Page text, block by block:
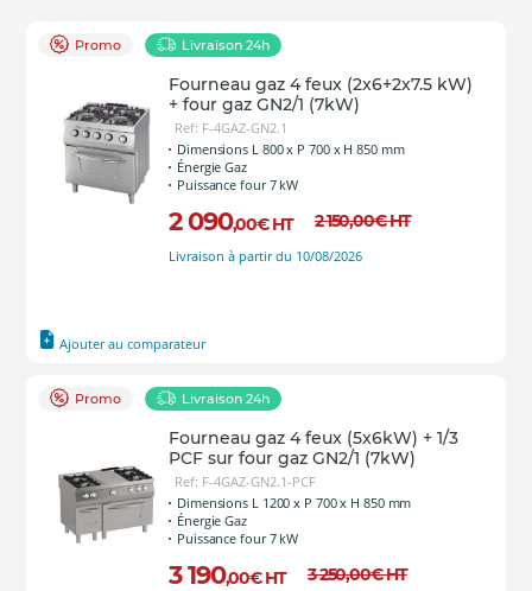
Promo Livraison 24h
Fourneau gaz 4 feux (2x6+2x7.5 kW)
+ four gaz GN2/1 (7kW)
Ref: F-4GAZ-GN2.1
Dimensions L 800 x P 700 x H 850 mm
Énergie Gaz
Puissance four 7 kW
2 090,00€ HT 2 150,00€HT
Livraison à partir du 10/08/2026
Ajouter au comparateur
Promo Livraison 24h
Fourneau gaz 4 feux (5x6kW) + 1/3
PCF sur four gaz GN2/1 (7kW)
Ref: F-4GAZ-GN2.1-PCF
Dimensions L 1200 x P 700 x H 850 mm
Énergie Gaz
Puissance four 7 kW
3 190,00€ HT 3 250,00€HT